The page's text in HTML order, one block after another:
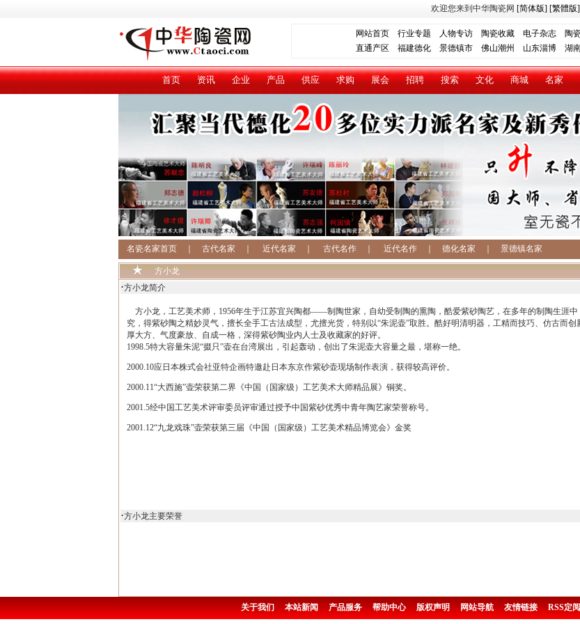
欢迎您来到中华陶瓷网 [简体版] [繁體版]
网站首页 行业专题 人物专访 陶瓷收藏 电子杂志 陶
直通产区 福建德化 景德镇市 佛山潮州 山东淄博 湖
首页 资讯 企业 产品 供应 求购 展会 招聘 搜索 文化 商城 名家
名瓷名家首页 古代名家 近代名家 古代名作 近代名作 德化名家 景德镇名家
方小龙
·方小龙简介
方小龙，工艺美术师，1956年生于江苏宜兴陶都——制陶世家，自幼受制陶的熏陶，酷爱紫砂陶艺，在多年的制陶生涯中
究，得紫砂陶之精妙灵气，擅长全手工古法成型，尤擅光货，特别以“朱泥壶”取胜。酷好明清明器，工精而技巧、仿古而创
厚大方、气度豪放、自成一格，深得紫砂陶业内人士及收藏家的好评。
1998.5特大容量朱泥“掇只”壶在台湾展出，引起轰动，创出了朱泥壶大容量之最，堪称一绝。
2000.10应日本株式会社亚特企画特邀赴日本东京作紫砂壶现场制作表演，获得较高评价。
2000.11“大西施”壶荣获第二界《中国（国家级）工艺美术大师精品展》铜奖。
2001.5经中国工艺美术评审委员评审通过授予中国紫砂优秀中青年陶艺家荣誉称号。
2001.12“九龙戏珠”壶荣获第三届《中国（国家级）工艺美术精品博览会》金奖
·方小龙主要荣誉
关于我们 本站新闻 产品服务 帮助中心 版权声明 网站导航 友情链接 RSS定阅